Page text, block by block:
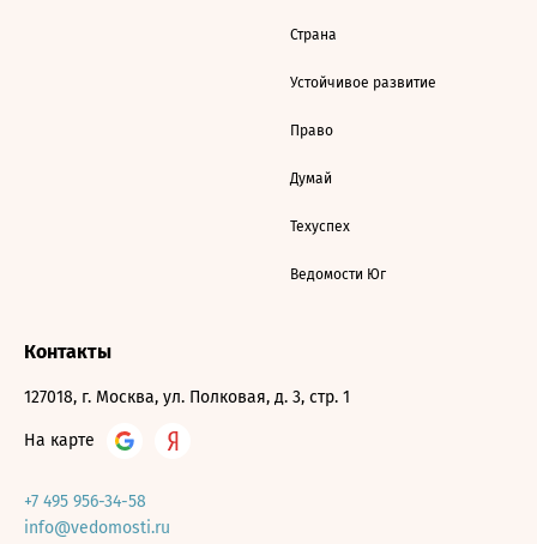
Страна
Устойчивое развитие
Право
Думай
Техуспех
Ведомости Юг
Контакты
127018, г. Москва, ул. Полковая, д. 3, стр. 1
На карте
+7 495 956-34-58
info@vedomosti.ru